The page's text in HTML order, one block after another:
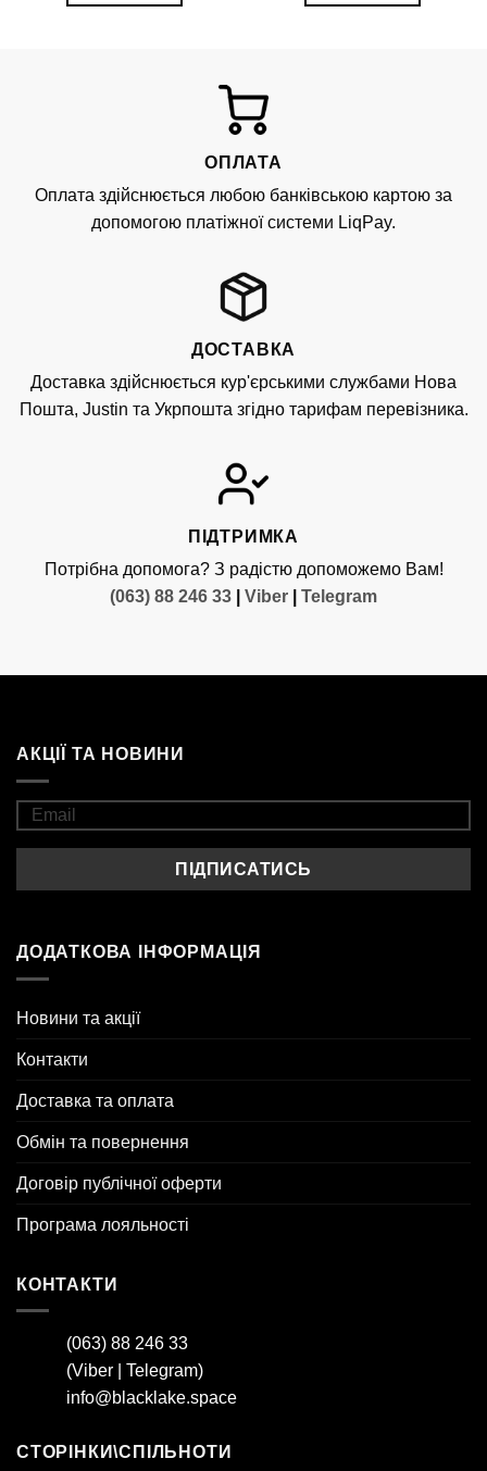
ОПЛАТА
Оплата здійснюється любою банківською картою за
допомогою платіжної системи LiqPay.
ДОСТАВКА
Доставка здійснюється кур'єрськими службами Нова
Пошта, Justin та Укрпошта згідно тарифам перевізника.
ПІДТРИМКА
Потрібна допомога? З радістю допоможемо Вам!
(063) 88 246 33
Viber Telegram
АКЦІЇ ТА НОВИНИ
ДОДАТКОВА ІНФОРМАЦІЯ
Новини та акції
Контакти
Доставка та оплата
Обмін та повернення
Договір публічної оферти
Програма лояльності
КОНТАКТИ
(063) 88 246 33
(Viber Telegram)
info@blacklake.space
СТОРІНКИ\СПІЛЬНОТИ